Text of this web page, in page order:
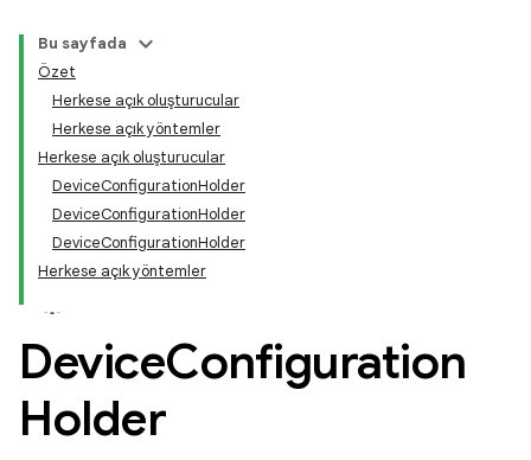
Bu sayfada
Özet
Herkese açık oluşturucular
Herkese açık yöntemler
Herkese açık oluşturucular
DeviceConfigurationHolder
DeviceConfigurationHolder
DeviceConfigurationHolder
Herkese açık yöntemler
DeviceConfiguration
Holder